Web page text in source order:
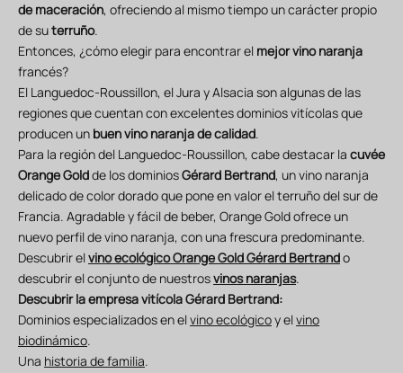
de maceración, ofreciendo al mismo tiempo un carácter propio
de suterruño.
Entonces, ¿cómo elegir para encontrar el mejor vino naranja
francés?
El Languedoc-Roussillon, el Jura y Alsacia son algunas de las
regiones que cuentan con excelentes dominios vitícolas que
producen un buen vino naranjade calidad.
Para la región del Languedoc-Roussillon, cabe destacar la cuvée
Orange Goldde los dominiosGérard Bertrand, un vino naranja
delicado de color dorado que pone en valor el terruño del sur de
Francia. Agradable y fácil de beber, Orange Gold ofrece un
nuevo perfil de vino naranja, con una frescura predominante.
Descubrir elvino ecológico Orange Gold Gérard Bertrando
descubrir el conjunto de nuestrosvinos naranjas.
Descubrir la empresa vitícola Gérard Bertrand:
Dominios especializados en elvino ecológicoy elvino
biodinámico.
Una historia de familia.